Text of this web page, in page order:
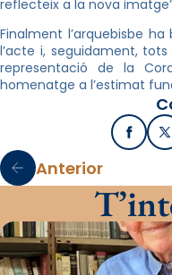
reflecteix a la nova
Finalment l’arquebisbe
l’acte i, seguidament,
representació de la
homenatge a l’estimat
Anterior